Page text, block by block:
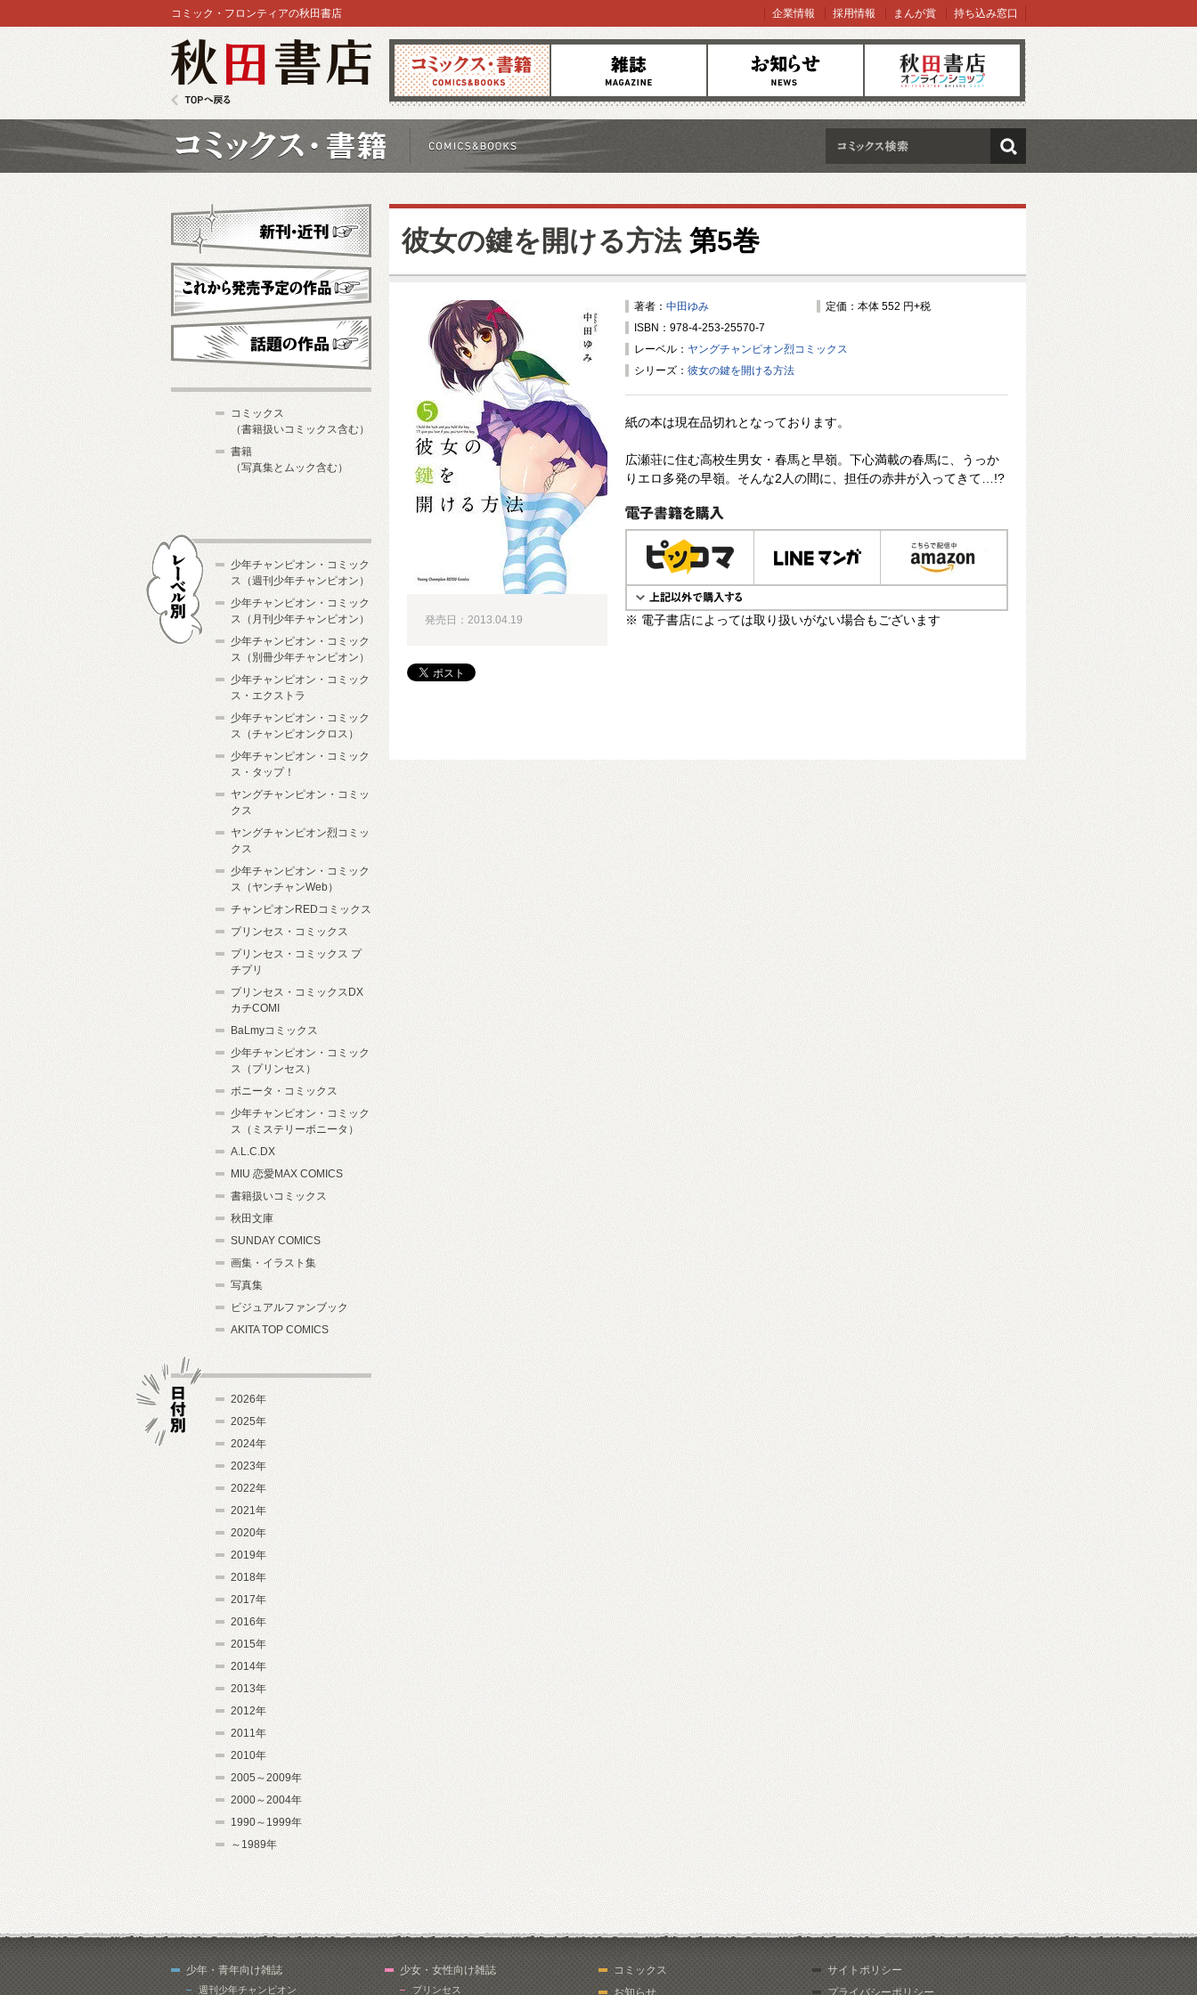
コミックス 雑誌 お知らせ オンラインショップ
コミック・フロンティアの秋田書店 企業情報 採用情報 まんが賞 持ち込み窓口
検索
彼女の鍵を開ける方法第5巻
著者： 中田ゆみ
定価：本体 552 円+税
ISBN：978-4-253-25570-7
レーベル： ヤングチャンピオン烈コミックス
シリーズ： 彼女の鍵を開ける方法
紙の本は現在品切れとなっております。
広瀬荘に住む高校生男女・春馬と早嶺。下心満載の春馬に、うっか
りエロ多発の早嶺。そんな2人の間に、担任の赤井が入ってきて…!?
電子書籍で購入
※ 電子書店によっては取り扱いがない場合もございます
発売日：2013.04.19
新刊・近刊
これから発売予定
コミックス
（書籍扱いコミックス含む）
書籍
（写真集とムック含む）
少年チャンピオン・コミック
ス（週刊少年チャンピオン）
少年チャンピオン・コミック
ス（月刊少年チャンピオン）
少年チャンピオン・コミック
ス（別冊少年チャンピオン）
少年チャンピオン・コミック
ス・エクストラ
少年チャンピオン・コミック
ス（チャンピオンクロス）
少年チャンピオン・コミック
ス・タップ！
ヤングチャンピオン・コミッ
クス
ヤングチャンピオン烈コミッ
クス
少年チャンピオン・コミック
ス（ヤンチャンWeb）
チャンピオンREDコミックス
プリンセス・コミックス
プリンセス・コミックス プ
チプリ
プリンセス・コミックスDX
カチCOMI
BaLmyコミックス
少年チャンピオン・コミック
ス（プリンセス）
ボニータ・コミックス
少年チャンピオン・コミック
ス（ミステリーボニータ）
A.L.C.DX
MIU 恋愛MAX COMICS
書籍扱いコミックス
秋田文庫
SUNDAY COMICS
画集・イラスト集
写真集
ビジュアルファンブック
AKITA TOP COMICS
2026年
2025年
2024年
2023年
2022年
2021年
2020年
2019年
2018年
2017年
2016年
2015年
2014年
2013年
2012年
2011年
2010年
2005～2009年
2000～2004年
1990～1999年
～1989年
少年・青年向け雑誌
週刊少年チャンピオン
少女・女性向け雑誌
プリンセス
コミックス
お知らせ
サイトポリシー
プライバシーポリシー